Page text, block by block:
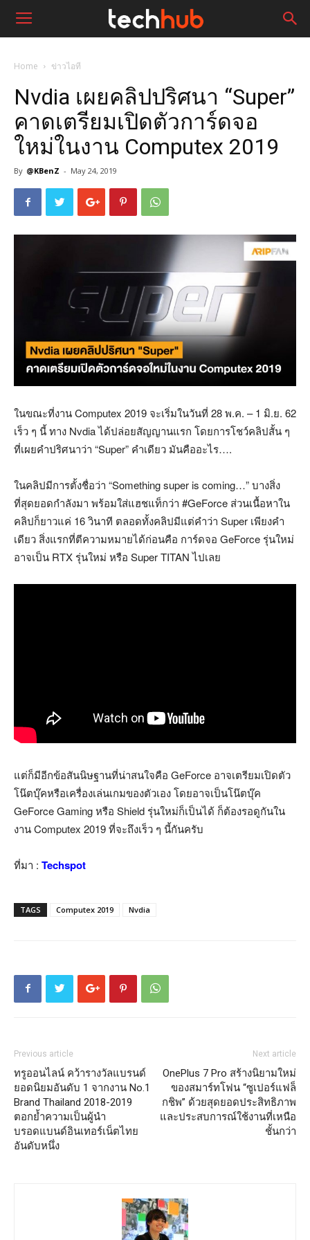
Home ข่าวไอที
Nvdia เผยคลิปปริศนา “Super”
คาดเตรียมเปิดตัวการ์ดจอ
ใหม่ในงาน Computex 2019
By @KBenZ - May 24, 2019
ในขณะที่งาน Computex 2019 จะเริ่มในวันที่ 28 พ.ค. – 1 มิ.ย. 62
เร็ว ๆ นี้ ทาง Nvdia ได้ปล่อยสัญญานแรก โดยการโชว์คลิปสั้น ๆ
ที่เผยคำปริศนาว่า “Super” คำเดียว มันคืออะไร….
ในคลิปมีการตั้งชื่อว่า “Something super is coming…” บางสิ่ง
ที่สุดยอดกำลังมา พร้อมใส่แฮชแท็กว่า #GeForce ส่วนเนื้อหาใน
คลิปก็ยาวแค่ 16 วินาที ตลอดทั้งคลิปมีแต่คำว่า Super เพียงคำ
เดียว สิ่งแรกที่ตีความหมายได้ก่อนคือ การ์ดจอ GeForce รุ่นใหม่
อาจเป็น RTX รุ่นใหม่ หรือ Super TITAN ไปเลย
แต่ก็มีอีกข้อสันนิษฐานที่น่าสนใจคือ GeForce อาจเตรียมเปิดตัว
โน๊ตบุ๊คหรือเครื่องเล่นเกมของตัวเอง โดยอาจเป็นโน๊ตบุ๊ค
GeForce Gaming หรือ Shield รุ่นใหม่ก็เป็นได้ ก็ต้องรอดูกันใน
งาน Computex 2019 ที่จะถึงเร็ว ๆ นี้กันครับ
ที่มา : Techspot
TAGS Computex 2019 Nvdia
Previous article
ทรูออนไลน์ คว้ารางวัลแบรนด์
ยอดนิยมอันดับ 1 จากงาน No.1
Brand Thailand 2018-2019
ตอกย้ำความเป็นผู้นำ
บรอดแบนด์อินเทอร์เน็ตไทย
อันดับหนึ่ง
Next article
OnePlus 7 Pro สร้างนิยามใหม่
ของสมาร์ทโฟน “ซูเปอร์แฟล็
กชิพ” ด้วยสุดยอดประสิทธิภาพ
และประสบการณ์ใช้งานที่เหนือ
ชั้นกว่า